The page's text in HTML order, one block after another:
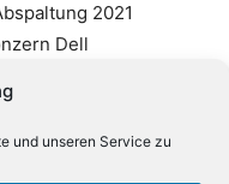
und unseren Service zu
2021
Dell